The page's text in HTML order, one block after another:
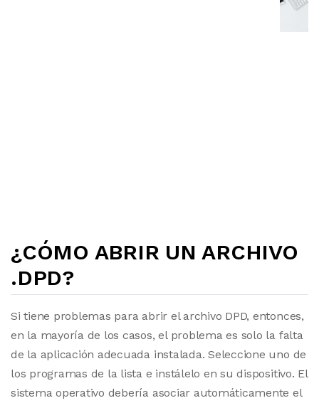
¿CÓMO ABRIR UN ARCHIVO
.DPD?
Si tiene problemas para abrir el archivo DPD, entonces,
en la mayoría de los casos, el problema es solo la falta
de la aplicación adecuada instalada. Seleccione uno de
los programas de la lista e instálelo en su dispositivo. El
sistema operativo debería asociar automáticamente el